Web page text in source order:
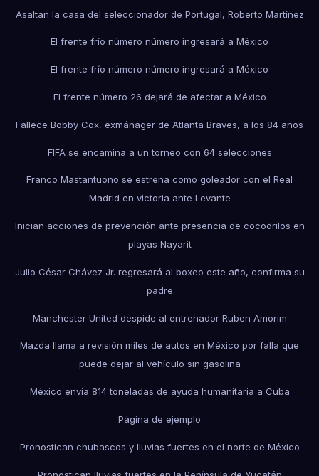
Asaltan la casa del seleccionador de Portugal, Roberto Martínez
El frente frío número número ingresará a México
El frente frío número número ingresará a México
El frente número 26 dejará de afectar a México
Fallece Bobby Cox, exmánager de Atlanta Braves, a los 84 años
FIFA se encamina a un torneo con 64 selecciones
Franco Mastantuono se estrena como goleador con el Real
Madrid en victoria ante Levante
Inician acciones de prevención ante presencia de cocodrilos en
playas Nayarit
Julio César Chávez Jr. regresará al boxeo este año, confirma su
padre
Manchester United despide al entrenador Ruben Amorim
Mazda llama a revisión miles de autos en México por falla que
puede dejar al vehículo sin gasolina
México envía 814 toneladas de ayuda humanitaria a Cuba
Página de ejemplo
Pronostican chubascos y lluvias fuertes en el norte de México